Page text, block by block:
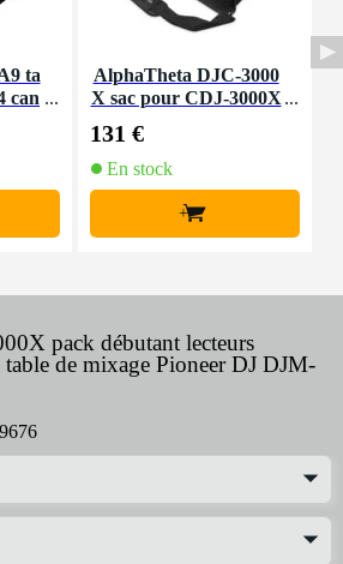
ta
can
AlphaTheta DJC-3000
X sac pour CDJ-3000X
131 €
En stock
+
pack débutant lecteurs
de mixage Pioneer DJ DJM-